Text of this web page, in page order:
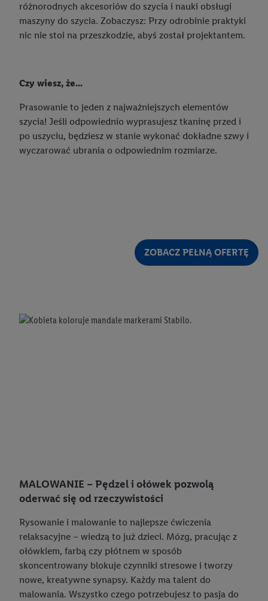
różnorodnych akcesoriów do szycia i nauki obsługi
maszyny do szycia. Zobaczysz: Przy odrobinie praktyki
nic nie stoi na przeszkodzie, abyś został projektantem.
Czy wiesz, że...
Prasowanie to jeden z najważniejszych elementów
szycia! Jeśli odpowiednio wyprasujesz tkaninę przed i
po uszyciu, będziesz w stanie wykonać dokładne szwy i
wyczarować ubrania o odpowiednim rozmiarze.
ZOBACZ PEŁNĄ OFERTĘ
MALOWANIE – Pędzel i ołówek pozwolą
oderwać się od rzeczywistości
Rysowanie i malowanie to najlepsze ćwiczenia
relaksacyjne – wiedzą to już dzieci. Mózg, pracując z
ołówkiem, farbą czy płótnem w sposób
skoncentrowany blokuje czynniki stresowe i tworzy
nowe, kreatywne synapsy. Każdy ma talent do
malowania. Wszystko czego potrzebujesz to pasja do